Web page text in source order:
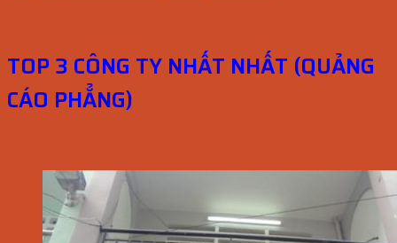
TOP 3 CÔNG TY NHẤT NHẤT (QUẢNG
CÁO PHẲNG)